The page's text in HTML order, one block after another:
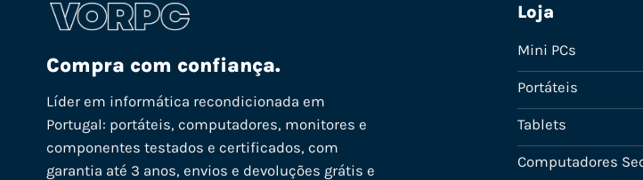
Compra com confiança.
Líder em informática recondicionada em
Portugal: portáteis, computadores, monitores e
componentes testados e certificados, com
garantia até 3 anos, envios e devoluções grátis e
Loja
Mini PCs
Portáteis
Tablets
Computadores